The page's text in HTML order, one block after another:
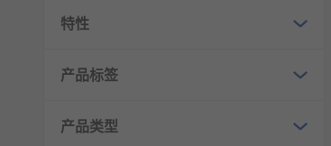
特性
产品标签
产品类型